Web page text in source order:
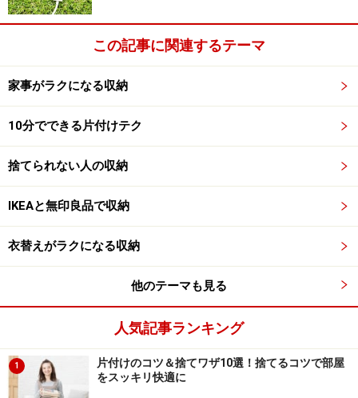
てくれるのなら、大助かりです。
また読む本は棚の手前で待機
放す。それができたら、本棚はいつも整然としているは
ず。そうと分かっていても気になる本があると、忘れな
いうちに買っておくという人が多いのではないでしょう
か。その結果として、読みかけの本が何冊も溜まってし
まい、部屋のあちこちに散らばってしまったり横積みに
なってしまったり。読み忘れるといった困ったことがお
こることもあるのでは？
本棚の奥行きに余裕がある場合は、手前のスペースを活
用しましょう。棚の奥には蔵書をストックして、これか
ら読む本と読みかけの本は前列に置くようにします。ま
た、古本として手放すものを手前に固めておくというの
この記事に関連するテーマ
家事がラクになる収納
10分でできる片付けテク
捨てられない人の収納
IKEAと無印良品で収納
衣替えがラクになる収納
他のテーマも見る
人気記事ランキング
1
片付けのコツ＆捨てワザ10選！捨てるコツで部屋
をスッキリ快適に